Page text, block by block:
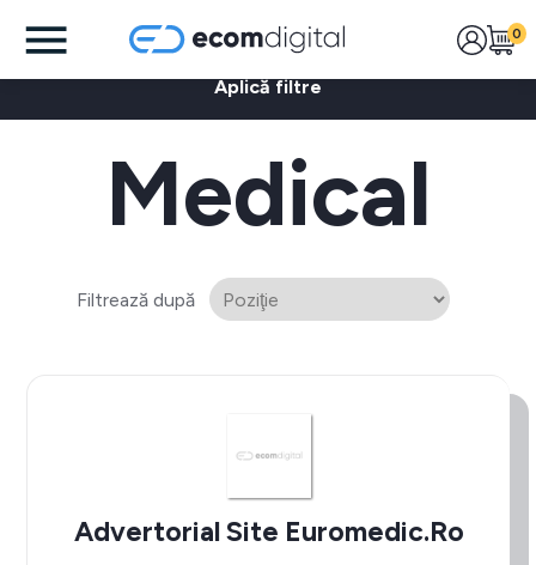
0
Medical
Aplică filtre
Filtrează după
Advertorial Site Euromedic.ro